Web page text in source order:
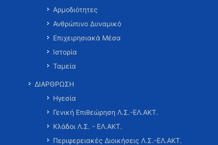
Αρμοδιότητες
Ανθρώπινο Δυναμικό
Επιχειρησιακά Μέσα
Ιστορία
Ταμεία
ΔΙΑΡΘΡΩΣΗ
Ηγεσία
Γενική Επιθεώρηση Λ.Σ.-ΕΛ.ΑΚΤ.
Κλάδοι Λ.Σ. - ΕΛ.ΑΚΤ.
Περιφερειακές Διοικήσεις Λ.Σ.-ΕΛ.ΑΚΤ.